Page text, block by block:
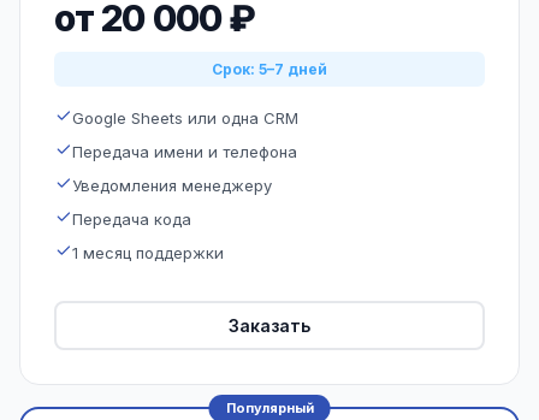
от 20 000 ₽
Срок: 5–7 дней
Google Sheets или одна CRM
Передача имени и телефона
Уведомления менеджеру
Передача кода
1 месяц поддержки
Заказать
Популярный